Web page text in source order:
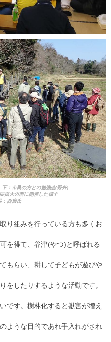
：市民の方との勉強会(野外)
拡大の前に開催した様子
：西廣氏
り組みを行っている方も多くお
を得て、谷津(やつ)と呼ばれる
もらい、耕して子どもが遊びや
をしたりするような活動です。
です。樹林化すると獣害が増え
ような目的であれ手入れがされ